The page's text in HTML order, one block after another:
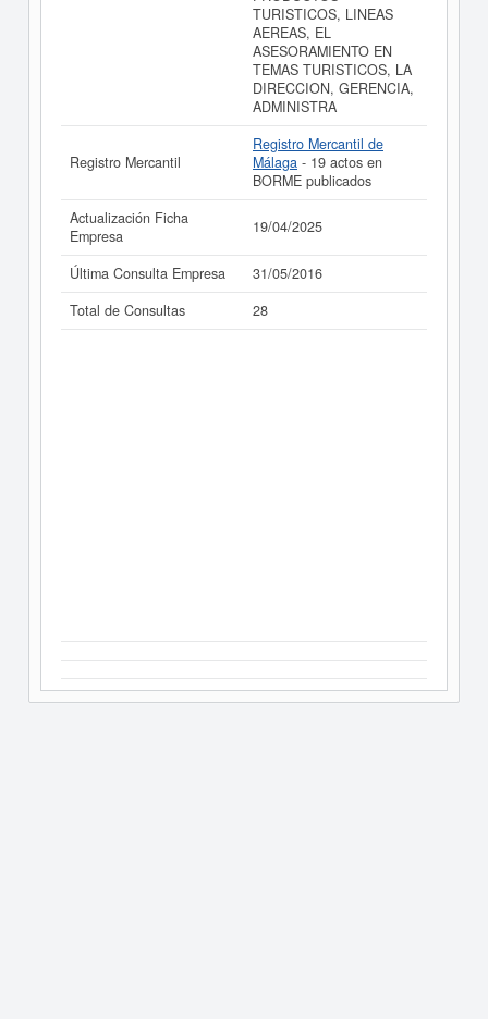
TURISTICOS, LINEAS
AEREAS, EL
ASESORAMIENTO EN
TEMAS TURISTICOS, LA
DIRECCION, GERENCIA,
ADMINISTRA
Registro Mercantil
Registro Mercantil de
Málaga - 19 actos en
BORME publicados
Actualización Ficha
Empresa
19/04/2025
Última Consulta Empresa
31/05/2016
Total de Consultas
28